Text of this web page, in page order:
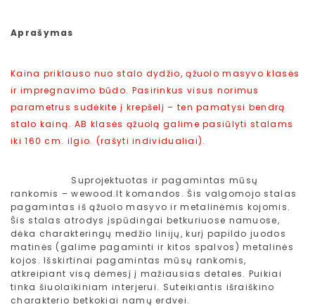
Aprašymas
Kaina priklauso nuo stalo dydžio, ąžuolo masyvo klasės
ir impregnavimo būdo. Pasirinkus visus norimus
parametrus sudėkite į krepšelį – ten pamatysi bendrą
stalo kainą. AB klasės ąžuolą galime pasiūlyti stalams
iki 160 cm. ilgio. (rašyti individualiai).
Suprojektuotas ir pagamintas mūsų
rankomis – wewood.lt komandos. Šis valgomojo stalas
pagamintas iš ąžuolo masyvo ir metalinėmis kojomis.
Šis stalas atrodys įspūdingai betkuriuose namuose,
dėka charakteringų medžio linijų, kurį papildo juodos
matinės (galime pagaminti ir kitos spalvos) metalinės
kojos. Išskirtinai pagamintas mūsų rankomis,
atkreipiant visą dėmesį į mažiausias detales. Puikiai
tinka šiuolaikiniam interjerui. Suteikiantis išraiškino
charakterio betkokiai namų erdvei.